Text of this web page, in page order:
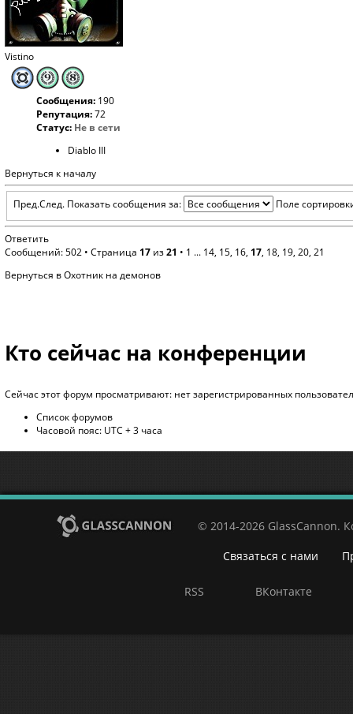
Vistino
Сообщения: 190
Репутация:72
Статус: Не в сети
Diablo III
Вернуться к началу
Пред.След. Показать сообщения за: Поле
Ответить
Сообщений: 502 • Страница 17 из21 • 1 ... 14, 15, 16, 17, 18, 19, 20, 21
Вернуться в Охотник на демонов
Кто сейчас на конференции
Сейчас этот форум просматривают: нет зарегистрированных
Список форумов
Часовой пояс: UTC + 3 часа
© 2014-2026 GlassCannon.
Связаться с нами
RSS ВКонтакте